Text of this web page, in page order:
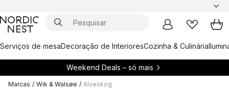
Serviços de mesaDecoração de InterioresCozinha & Culinária
Weekend Deals – só mais
Marcas / Wik & Walsøe / Alveskog